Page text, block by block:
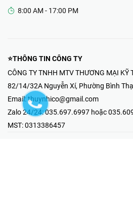
8:00 AM - 17:00 PM
⭐THÔNG TIN CÔNG TY
CÔNG TY TNHH MTV THƯƠNG MẠI KỸ
82/14/32A Nguyễn Xí, Phường Bình
Email: thuynhico@gmail.com
Zalo 24/24:035.697.6997 hoặc
MST:0313386457